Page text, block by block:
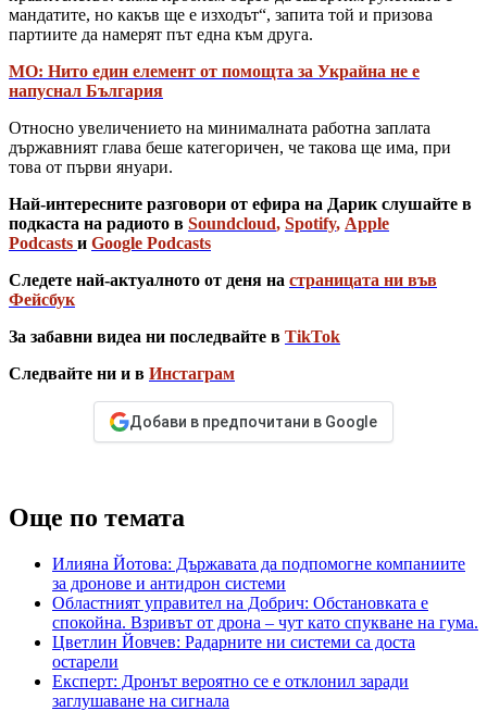
мандатите, но какъв ще е изходът“, запита той и призова
партиите да намерят път една към друга.
МО: Нито един елемент от помощта за Украйна не е
напуснал България
Относно увеличението на минималната работна заплата
държавният глава беше категоричен, че такова ще има, при
това от първи януари.
Най-интересните разговори от ефира на Дарик слушайте в
подкаста на радиото в Soundcloud, Spotify, Apple
Podcasts и Google Podcasts
Следете най-актуалното от деня на страницата ни във
Фейсбук
За забавни видеа ни последвайте в TikTok
Следвайте ни и в Инстаграм
Добави в предпочитани в Google
Още по темата
Илияна Йотова: Държавата да подпомогне компаниите
за дронове и антидрон системи
Областният управител на Добрич: Обстановката е
спокойна. Взривът от дрона – чут като спукване на гума.
Цветлин Йовчев: Радарните ни системи са доста
остарели
Експерт: Дронът вероятно се е отклонил заради
заглушаване на сигнала